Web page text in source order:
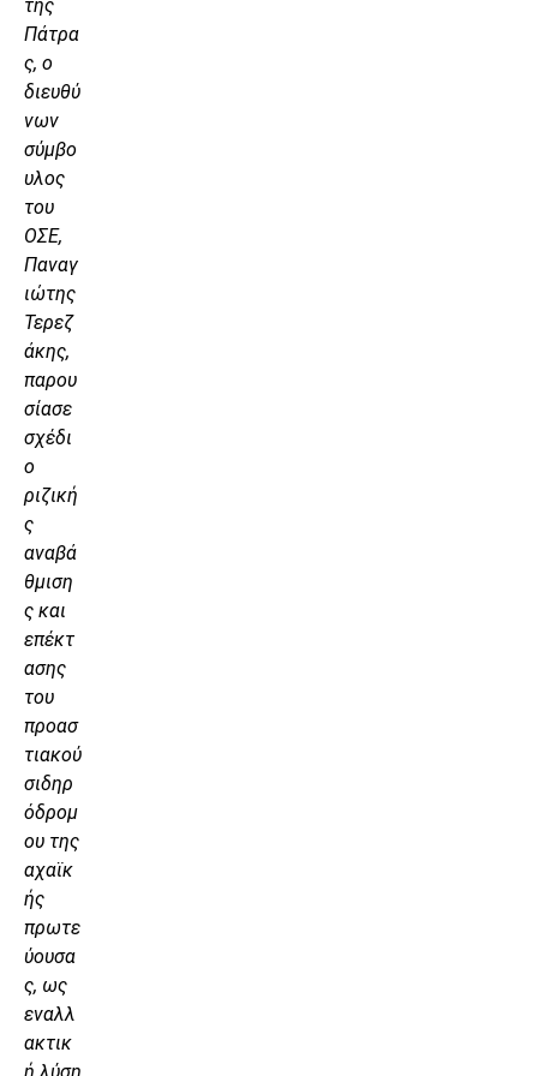
της
Πάτρα
ς, ο
διευθύ
νων
σύμβο
υλος
του
ΟΣΕ,
Παναγ
ιώτης
Τερεζ
άκης,
παρου
σίασε
σχέδι
ο
ριζική
ς
αναβά
θμιση
ς και
επέκτ
ασης
του
προασ
τιακού
σιδηρ
όδρομ
ου της
αχαϊκ
ής
πρωτε
ύουσα
ς, ως
εναλλ
ακτικ